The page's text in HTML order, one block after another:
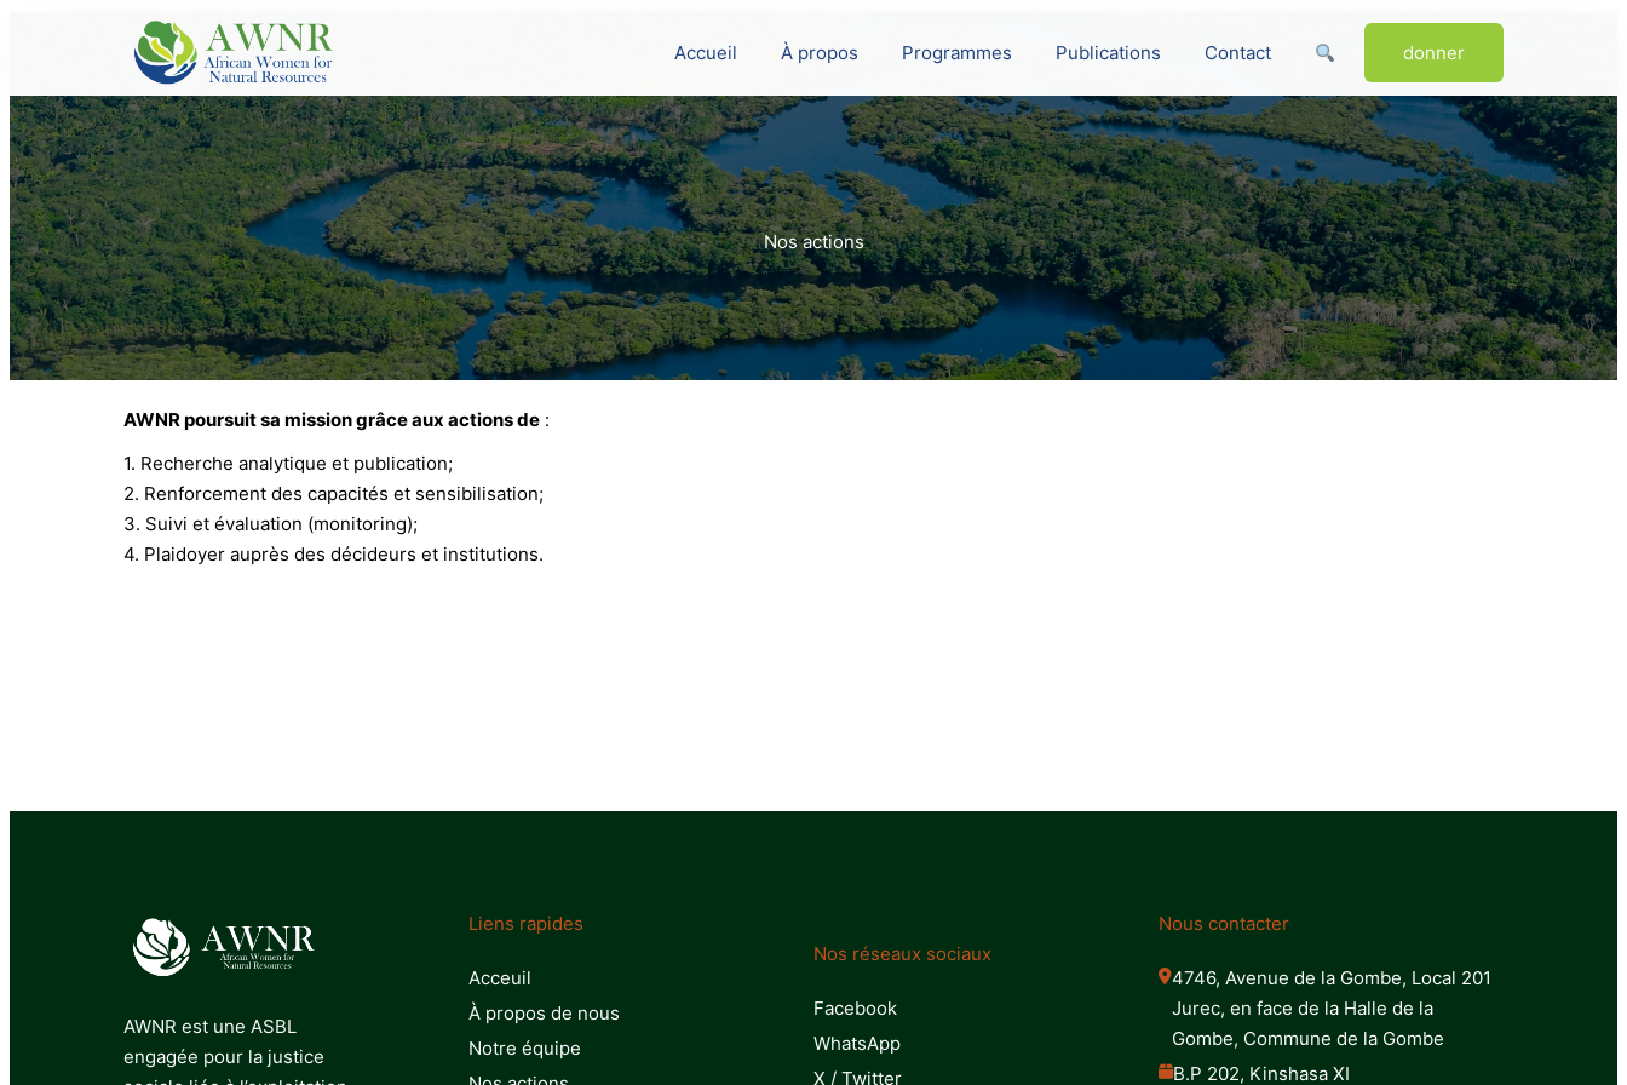
Accueil À propos Programmes Publications Contact donner
Nos actions
AWNR poursuit sa mission grâce aux actions de :
1. Recherche analytique et publication;
2. Renforcement des capacités et sensibilisation;
3. Suivi et évaluation (monitoring);
4. Plaidoyer auprès des décideurs et institutions.
AWNR est une ASBL
engagée pour la justice
Liens rapides
Acceuil
À propos de nous
Notre équipe
Nos réseaux sociaux
Facebook
WhatsApp
X / Twitter
Nous contacter
4746, Avenue de la Gombe, Local 201
Jurec, en face de la Halle de la
Gombe, Commune de la Gombe
B.P 202, Kinshasa XI